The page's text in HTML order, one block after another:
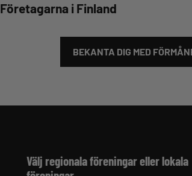
Företagarna i Finland
BEKANTA DIG MED
Välj regionala föreningar eller lokala